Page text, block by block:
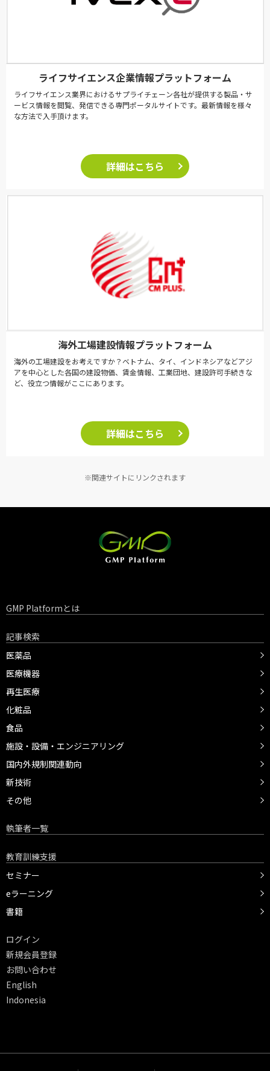
ライフサイエンス企業情報プラットフォーム
ライフサイエンス業界におけるサプライチェーン各社が提供する製品・サ
ービス情報を閲覧、発信できる専門ポータルサイトです。最新情報を様々
な方法で入手頂けます。
詳細はこちら
海外工場建設情報プラットフォーム
海外の工場建設をお考えですか？ベトナム、タイ、インドネシアなどアジ
アを中心とした各国の建設物価、賃金情報、工業団地、建設許可手続きな
ど、役立つ情報がここにあります。
詳細はこちら
※関連サイトにリンクされます
GMP Platformとは
記事検索
医薬品
医療機器
再生医療
化粧品
食品
施設・設備・エンジニアリング
国内外規制関連動向
新技術
その他
執筆者一覧
教育訓練支援
セミナー
eラーニング
書籍
ログイン
新規会員登録
お問い合わせ
English
Indonesia